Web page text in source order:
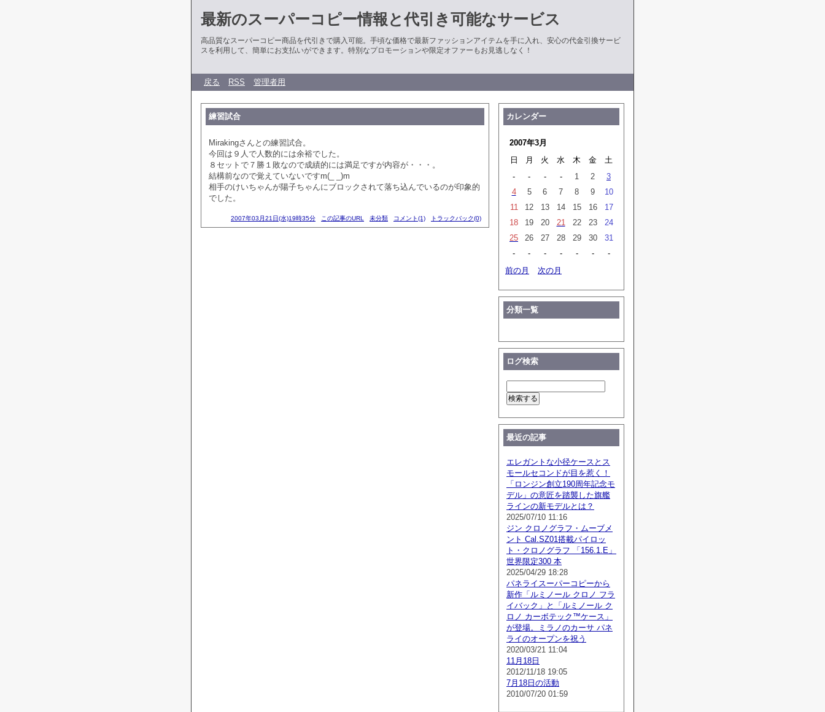
最新のスーパーコピー情報と代引き可能なサービス
高品質なスーパーコピー商品を代引きで購入可能。手頃な価格で最新ファッションアイテムを手に入れ、安心の代金引換サービ
スを利用して、簡単にお支払いができます。特別なプロモーションや限定オファーもお見逃しなく！
戻る RSS 管理者用
練習試合
Mirakingさんとの練習試合。
今回は９人で人数的には余裕でした。
８セットで７勝１敗なので成績的には満足ですが内容が・・・。
結構前なので覚えていないですm(_ _)m
相手のけいちゃんが陽子ちゃんにブロックされて落ち込んでいるのが印象的
でした。
2007年03月21日(水)19時35分 この記事のURL 未分類 コメント(1) トラックバック(0)
カレンダー
2007年3月
日
月 火 水 木 金
土
-
- - - 1 2
3
4
5 6 7 8 9
10
11
12 13 14 15 16
17
18
19 20 21 22 23
24
25
26 27 28 29 30
31
-
- - - - -
-
前の月
次の月
分類一覧
ログ検索
最近の記事
エレガントな小径ケースとス
モールセコンドが目を惹く！
「ロンジン創立190周年記念モ
デル」の意匠を踏襲した旗艦
ラインの新モデルとは？
2025/07/10 11:16
ジン クロノグラフ・ムーブメ
ント Cal.SZ01搭載パイロッ
ト・クロノグラフ 「156.1.E」
世界限定300 本
2025/04/29 18:28
パネライスーパーコピーから
新作「ルミノール クロノ フラ
イバック」と「ルミノール ク
ロノ カーボテック™ケース」
が登場。ミラノのカーサ パネ
ライのオープンを祝う
2020/03/21 11:04
11月18日
2012/11/18 19:05
7月18日の活動
2010/07/20 01:59